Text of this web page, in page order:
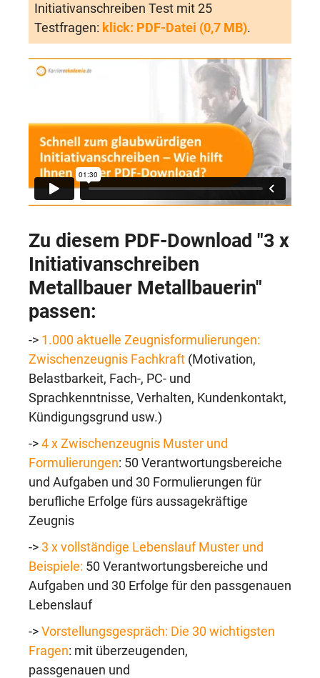
Initiativanschreiben Test mit 25
Testfragen: klick: PDF-Datei (0,7 MB).
Zu diesem PDF-Download "3 x
Initiativanschreiben
Metallbauer Metallbauerin"
passen:
-> 1.000 aktuelle Zeugnisformulierungen:
Zwischenzeugnis Fachkraft (Motivation,
Belastbarkeit, Fach-, PC- und
Sprachkenntnisse, Verhalten, Kundenkontakt,
Kündigungsgrund usw.)
-> 4 x Zwischenzeugnis Muster und
Formulierungen: 50 Verantwortungsbereiche
und Aufgaben und 30 Formulierungen für
berufliche Erfolge fürs aussagekräftige
Zeugnis
-> 3 x vollständige Lebenslauf Muster und
Beispiele: 50 Verantwortungsbereiche und
Aufgaben und 30 Erfolge für den passgenauen
Lebenslauf
-> Vorstellungsgespräch: Die 30 wichtigsten
Fragen: mit überzeugenden,
passgenauen und